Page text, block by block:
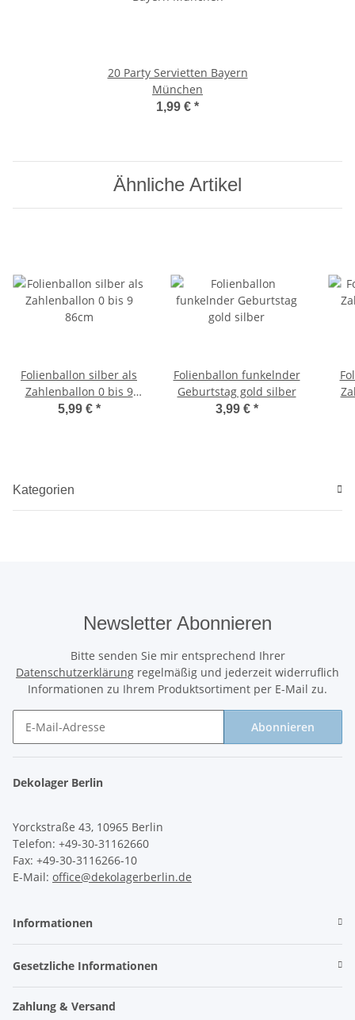
20 Party Servietten Bayern
München
1,99 € *
Ähnliche Artikel
Folienballon silber als
Zahlenballon 0 bis 9
86cm
5,99 € *
Folienballon funkelnder
Geburtstag gold silber
3,99 € *
Kategorien
Newsletter Abonnieren
Bitte senden Sie mir entsprechend Ihrer
Datenschutzerklärung regelmäßig und jederzeit widerruflich
Informationen zu Ihrem Produktsortiment per E-Mail zu.
Abonnieren
Dekolager Berlin
Yorckstraße 43, 10965 Berlin
Telefon: +49-30-31162660
Fax: +49-30-3116266-10
E-Mail: office@dekolagerberlin.de
Informationen
Gesetzliche Informationen
Zahlung & Versand